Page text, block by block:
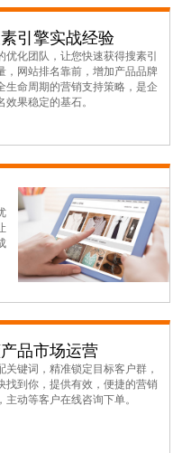
引擎实战经验
优化团队，让您快速获得搜素引
，网站排名靠前，增加产品品牌
生命周期的营销支持策略，是企
效果稳定的基石。
品市场运营
关键词，精准锁定目标客户群，
找到你，提供有效，便捷的营销
主动等客户在线咨询下单。